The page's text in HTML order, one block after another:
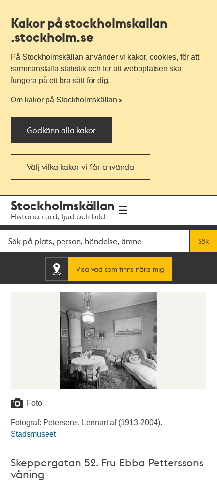
Kakor på stockholmskallan
.stockholm.se
På Stockholmskällan använder vi kakor, cookies, för att
sammanställa statistik och för att webbplatsen ska
fungera på ett bra sätt för dig.
Om kakor på Stockholmskällan
Godkänn alla kakor
Välj vilka kakor vi får använda
navigationen
huvudinnehållet
Stockholmskällan
Historia i ord, ljud och bild
Sök
Visa vad som finns nära mig
Foto
Fotograf: Petersens, Lennart af (1913-2004).
Stadsmuseet
Skeppargatan 52. Fru Ebba Petterssons
våning